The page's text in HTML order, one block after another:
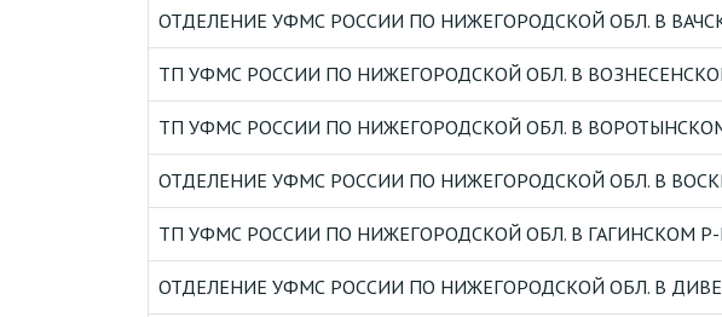
ОТДЕЛЕНИЕ УФМС РОССИИ ПО НИЖЕГОРОДСКОЙ ОБЛ. В
ТП УФМС РОССИИ ПО НИЖЕГОРОДСКОЙ ОБЛ. В
ТП УФМС РОССИИ ПО НИЖЕГОРОДСКОЙ ОБЛ. В
ОТДЕЛЕНИЕ УФМС РОССИИ ПО НИЖЕГОРОДСКОЙ ОБЛ. В
ТП УФМС РОССИИ ПО НИЖЕГОРОДСКОЙ ОБЛ. В ГАГИНСКОМ
ОТДЕЛЕНИЕ УФМС РОССИИ ПО НИЖЕГОРОДСКОЙ ОБЛ. В